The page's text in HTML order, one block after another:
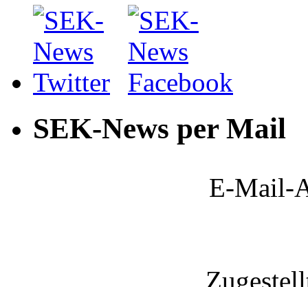
SEK-News per Mail
E-Mail-